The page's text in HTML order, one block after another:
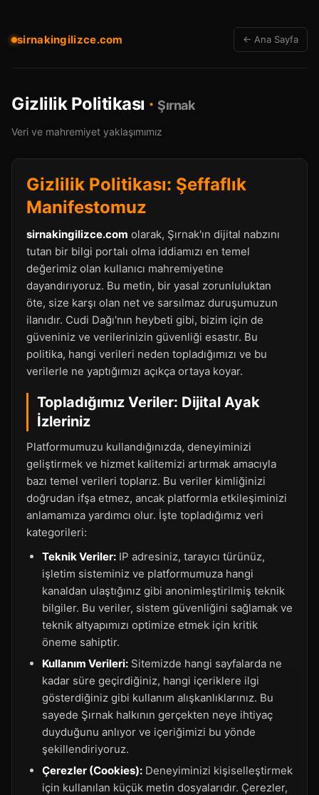
sirnakingilizce.com ← Ana Sayfa
Gizlilik Politikası · Şırnak
Veri ve mahremiyet yaklaşımımız
Gizlilik Politikası: Şeffaflık
Manifestomuz
sirnakingilizce.com olarak, Şırnak'ın dijital nabzını
tutan bir bilgi portalı olma iddiamızı en temel
değerimiz olan kullanıcı mahremiyetine
dayandırıyoruz. Bu metin, bir yasal zorunluluktan
öte, size karşı olan net ve sarsılmaz duruşumuzun
ilanıdır. Cudi Dağı'nın heybeti gibi, bizim için de
güveniniz ve verilerinizin güvenliği esastır. Bu
politika, hangi verileri neden topladığımızı ve bu
verilerle ne yaptığımızı açıkça ortaya koyar.
Topladığımız Veriler: Dijital Ayak
İzleriniz
Platformumuzu kullandığınızda, deneyiminizi
geliştirmek ve hizmet kalitemizi artırmak amacıyla
bazı temel verileri toplarız. Bu veriler kimliğinizi
doğrudan ifşa etmez, ancak platformla etkileşiminizi
anlamamıza yardımcı olur. İşte topladığımız veri
kategorileri:
Teknik Veriler: IP adresiniz, tarayıcı türünüz,
işletim sisteminiz ve platformumuza hangi
kanaldan ulaştığınız gibi anonimleştirilmiş teknik
bilgiler. Bu veriler, sistem güvenliğini sağlamak ve
teknik altyapımızı optimize etmek için kritik
öneme sahiptir.
Kullanım Verileri: Sitemizde hangi sayfalarda ne
kadar süre geçirdiğiniz, hangi içeriklere ilgi
gösterdiğiniz gibi kullanım alışkanlıklarınız. Bu
sayede Şırnak halkının gerçekten neye ihtiyaç
duyduğunu anlıyor ve içeriğimizi bu yönde
şekillendiriyoruz.
Çerezler (Cookies): Deneyiminizi kişiselleştirmek
için kullanılan küçük metin dosyalarıdır. Çerezler,